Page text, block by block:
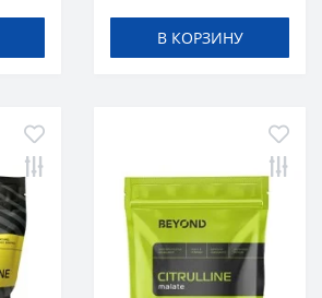
В КОРЗИНУ